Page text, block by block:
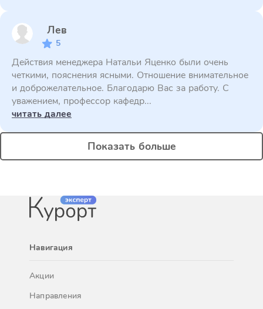
Лев
5
Действия менеджера Натальи Яценко были очень
четкими, пояснения ясными. Отношение внимательное
и доброжелательное. Благодарю Вас за работу. С
уважением, профессор кафедр...
читать далее
Показать больше
Навигация
Акции
Направления